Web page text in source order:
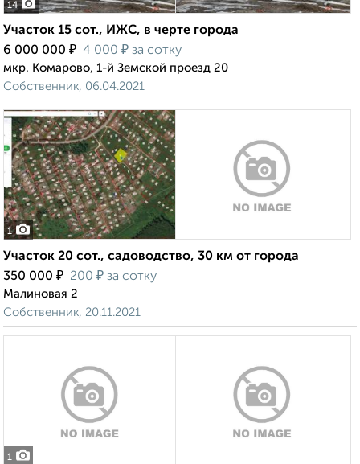
14
Участок 15 сот., ИЖС, в черте города
6 000 000 ₽ 4 000 ₽ за сотку
мкр. Комарово, 1-й Земской проезд 20
Собственник, 06.04.2021
1
Участок 20 сот., садоводство, 30 км от города
350 000 ₽ 200 ₽ за сотку
Малиновая 2
Собственник, 20.11.2021
1